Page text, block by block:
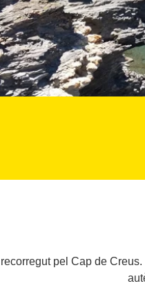
pel Cap de